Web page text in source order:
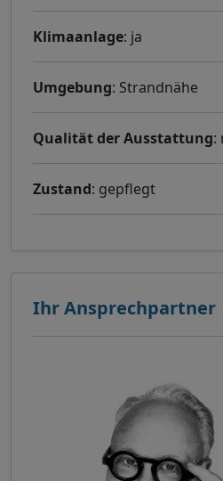
Klimaanlage: ja
Umgebung: Strandnähe
Qualität der Ausstattung:
Zustand: gepflegt
Ihr Ansprechpartner